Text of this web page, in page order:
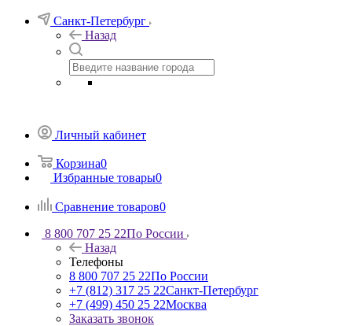
Санкт-Петербург
Назад
Личный кабинет
Корзина0
Избранные товары0
Сравнение товаров0
8 800 707 25 22По России
Назад
Телефоны
8 800 707 25 22По России
+7 (812) 317 25 22Санкт-Петербург
+7 (499) 450 25 22Москва
Заказать звонок